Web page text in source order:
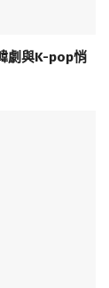
劇與K-pop悄